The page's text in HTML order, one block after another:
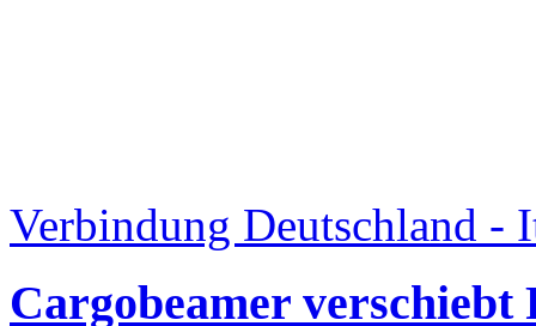
Verbindung Deutschland -
Cargobeamer verschiebt